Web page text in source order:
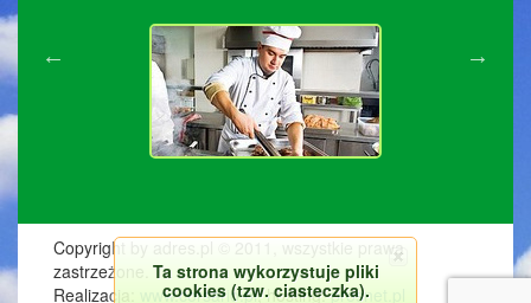
Copyright by adres.pl © 2011, wszystkie prawa
zastrzeżone.
Realizacja: www.corsario.pl, hosting:prosnet.pl
Ta strona wykorzystuje pliki
cookies (tzw. ciasteczka).